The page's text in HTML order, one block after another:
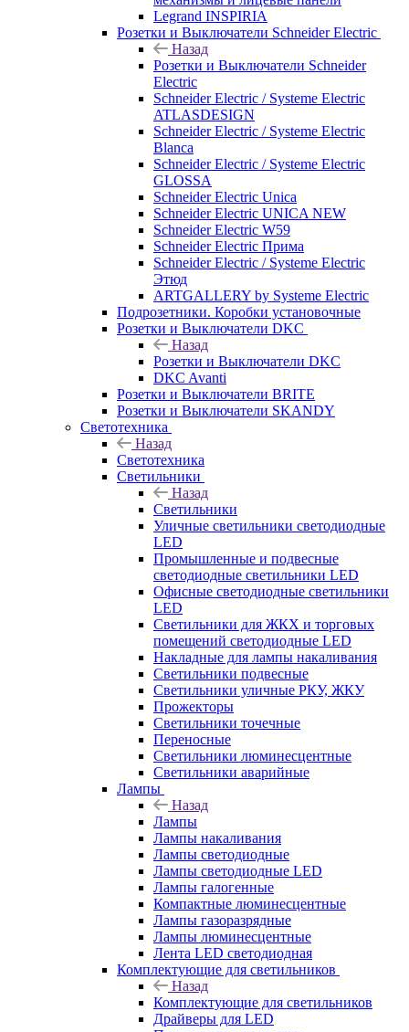
Legrand INSPIRIA
Розетки и Выключатели Schneider Electric
Назад
Розетки и Выключатели Schneider
Electric
Schneider Electric / Systeme Electric
ATLASDESIGN
Schneider Electric / Systeme Electric
Blanca
Schneider Electric / Systeme Electric
GLOSSA
Schneider Electric Unica
Schneider Electric UNICA NEW
Schneider Electric W59
Schneider Electric Прима
Schneider Electric / Systeme Electric
Этюд
ARTGALLERY by Systeme Electric
Подрозетники. Коробки установочные
Розетки и Выключатели DKC
Назад
Розетки и Выключатели DKC
DKC Avanti
Розетки и Выключатели BRITE
Розетки и Выключатели SKANDY
Светотехника
Назад
Светотехника
Светильники
Назад
Светильники
Уличные светильники светодиодные
LED
Промышленные и подвесные
светодиодные светильники LED
Офисные светодиодные светильники
LED
Светильники для ЖКХ и торговых
помещений светодиодные LED
Накладные для лампы накаливания
Светильники подвесные
Светильники уличные РКУ, ЖКУ
Прожекторы
Cветильники точечные
Переносные
Светильники люминесцентные
Светильники аварийные
Лампы
Назад
Лампы
Лампы накаливания
Лампы светодиодные
Лампы светодиодные LED
Лампы галогенные
Компактные люминесцентные
Лампы газоразрядные
Лампы люминесцентные
Лента LED светодиодная
Комплектующие для светильников
Назад
Комплектующие для светильников
Драйверы для LED